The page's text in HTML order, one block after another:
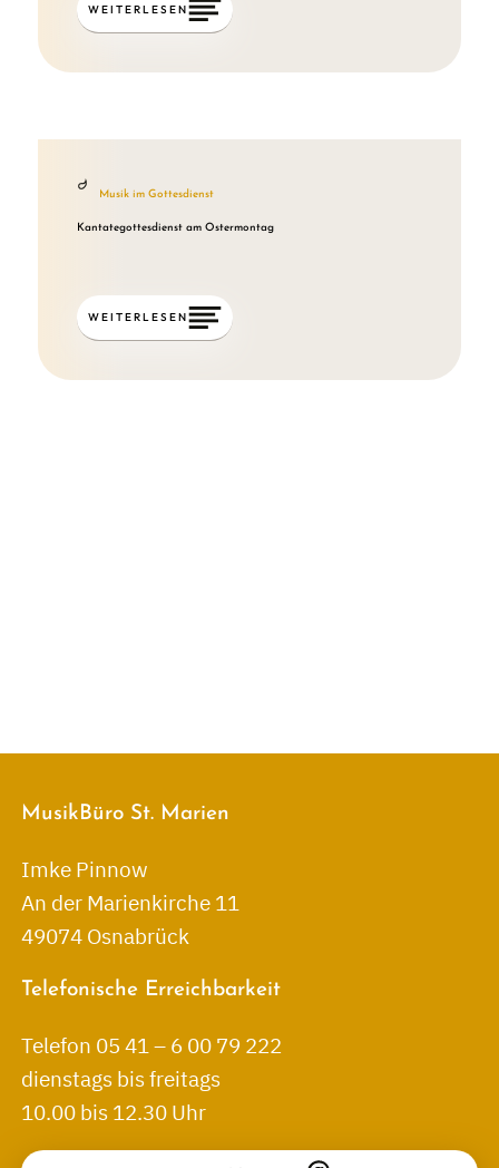
WEITERLESEN
Musik im Gottesdienst
Kantategottesdienst am Ostermontag
WEITERLESEN
MusikBüro St. Marien
Imke Pinnow
An der Marienkirche 11
49074 Osnabrück
Telefonische Erreichbarkeit
Telefon 05 41 – 6 00 79 222
dienstags bis freitags
10.00 bis 12.30 Uhr